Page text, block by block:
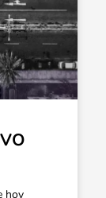
hoy